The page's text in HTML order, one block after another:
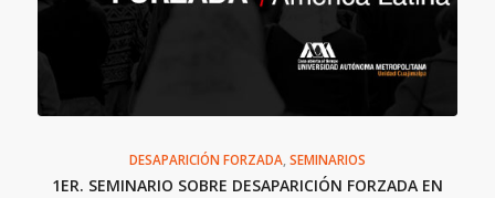
DESAPARICIÓN FORZADA,SEMINARIOS
1ER. SEMINARIO SOBRE DESAPARICIÓN FORZADA EN